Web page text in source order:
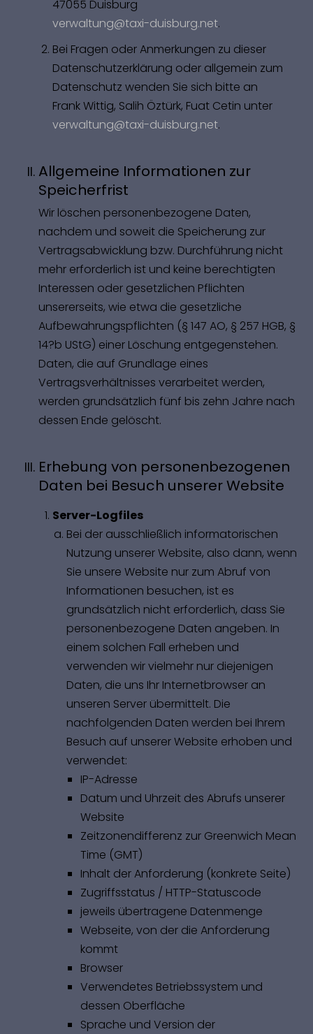
47055 Duisburg
verwaltung@taxi-duisburg.net.
Bei Fragen oder Anmerkungen zu dieser
Datenschutzerklärung oder allgemein zum
Datenschutz wenden Sie sich bitte an
Frank Wittig, Salih Öztürk, Fuat Cetin unter
verwaltung@taxi-duisburg.net.
Allgemeine Informationen zur
Speicherfrist
Wir löschen personenbezogene Daten,
nachdem und soweit die Speicherung zur
Vertragsabwicklung bzw. Durchführung nicht
mehr erforderlich ist und keine berechtigten
Interessen oder gesetzlichen Pflichten
unsererseits, wie etwa die gesetzliche
Aufbewahrungspflichten (§ 147 AO, § 257 HGB, §
14?b UStG) einer Löschung entgegenstehen.
Daten, die auf Grundlage eines
Vertragsverhältnisses verarbeitet werden,
werden grundsätzlich fünf bis zehn Jahre nach
dessen Ende gelöscht.
Erhebung von personenbezogenen
Daten bei Besuch unserer Website
Server-Logfiles
Bei der ausschließlich informatorischen
Nutzung unserer Website, also dann, wenn
Sie unsere Website nur zum Abruf von
Informationen besuchen, ist es
grundsätzlich nicht erforderlich, dass Sie
personenbezogene Daten angeben. In
einem solchen Fall erheben und
verwenden wir vielmehr nur diejenigen
Daten, die uns Ihr Internetbrowser an
unseren Server übermittelt. Die
nachfolgenden Daten werden bei Ihrem
Besuch auf unserer Website erhoben und
verwendet:
IP-Adresse
Datum und Uhrzeit des Abrufs unserer
Website
Zeitzonendifferenz zur Greenwich Mean
Time (GMT)
Inhalt der Anforderung (konkrete Seite)
Zugriffsstatus / HTTP-Statuscode
jeweils übertragene Datenmenge
Webseite, von der die Anforderung
kommt
Browser
Verwendetes Betriebssystem und
dessen Oberfläche
Sprache und Version der